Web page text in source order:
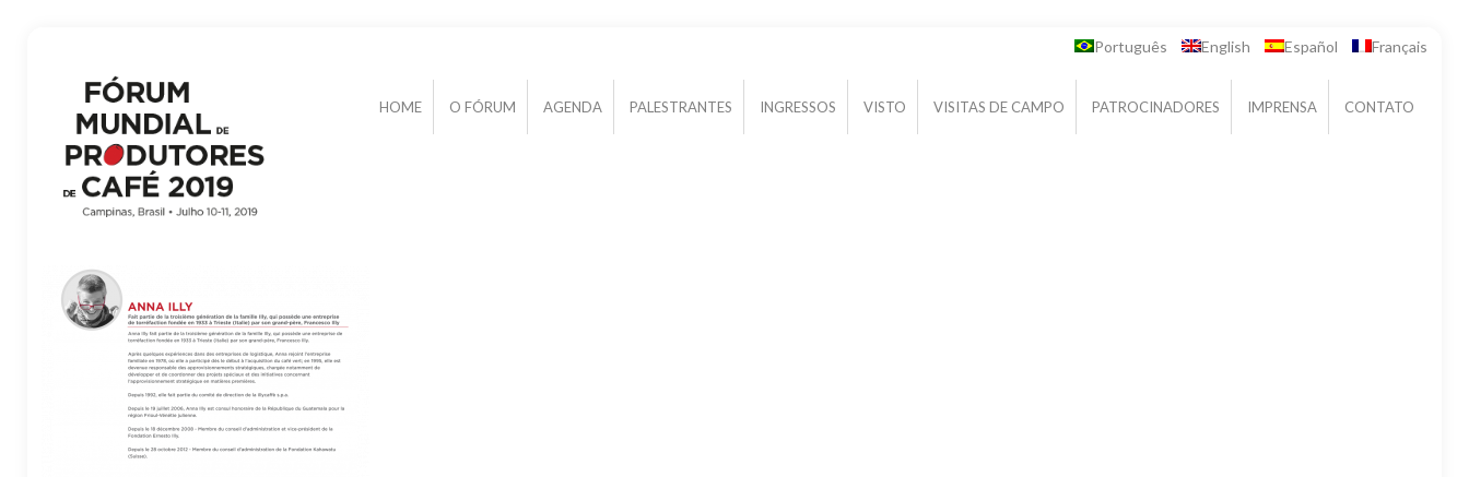
Português English Español Français
HOME O FÓRUM AGENDA PALESTRANTES INGRESSOS VISTO VISITAS DE CAMPO PATROCINADORES IMPRENSA CONTATO